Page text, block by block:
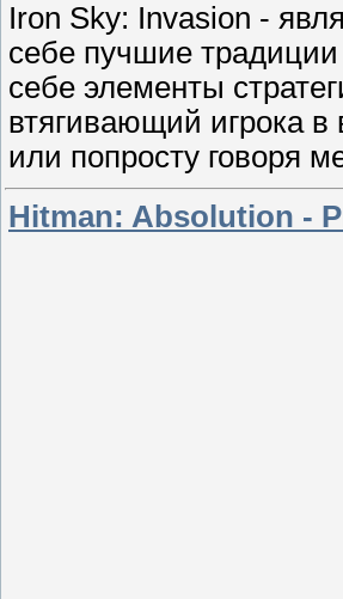
Iron Sky: Invasion -
себе пучшие традиции
себе элементы
втягивающий игрока
или попросту говоря
Hitman: Absolution -